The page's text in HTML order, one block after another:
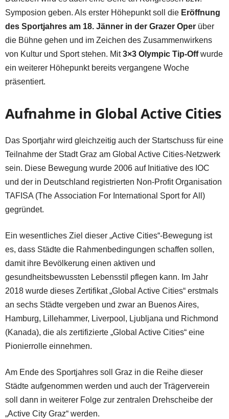
Symposion geben. Als erster Höhepunkt soll die Eröffnung
des Sportjahres am 18. Jänner in der Grazer Oper über
die Bühne gehen und im Zeichen des Zusammenwirkens
von Kultur und Sport stehen. Mit3×3 Olympic Tip-Offwurde
ein weiterer Höhepunkt bereits vergangene Woche
präsentiert.
Aufnahme in Global Active Cities
Das Sportjahr wird gleichzeitig auch der Startschuss für eine
Teilnahme der Stadt Graz am Global Active Cities-Netzwerk
sein. Diese Bewegung wurde 2006 auf Initiative des IOC
und der in Deutschland registrierten Non-Profit Organisation
TAFISA (The Association For International Sport for All)
gegründet.
Ein wesentliches Ziel dieser „Active Cities“-Bewegung ist
es, dass Städte die Rahmenbedingungen schaffen sollen,
damit ihre Bevölkerung einen aktiven und
gesundheitsbewussten Lebensstil pflegen kann. Im Jahr
2018 wurde dieses Zertifikat „Global Active Cities“ erstmals
an sechs Städte vergeben und zwar an Buenos Aires,
Hamburg, Lillehammer, Liverpool, Ljubljana und Richmond
(Kanada), die als zertifizierte „Global Active Cities“ eine
Pionierrolle einnehmen.
Am Ende des Sportjahres soll Graz in die Reihe dieser
Städte aufgenommen werden und auch der Trägerverein
soll dann in weiterer Folge zur zentralen Drehscheibe der
„Active City Graz“ werden.